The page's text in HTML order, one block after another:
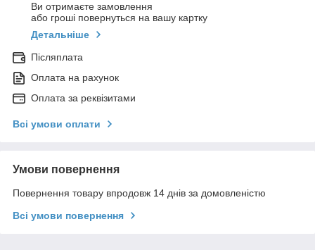
Ви отримаєте замовлення
або гроші повернуться на вашу картку
Детальніше
Післяплата
Оплата на рахунок
Оплата за реквізитами
Всі умови оплати
Умови повернення
Повернення товару впродовж 14 днів за домовленістю
Всі умови повернення